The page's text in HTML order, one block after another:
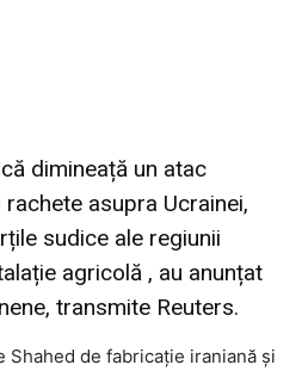
dimineață un atac
asupra Ucrainei,
sudice ale regiunii
agricolă , au anunțat
transmite Reuters.
Shahed de fabricație iraniană și